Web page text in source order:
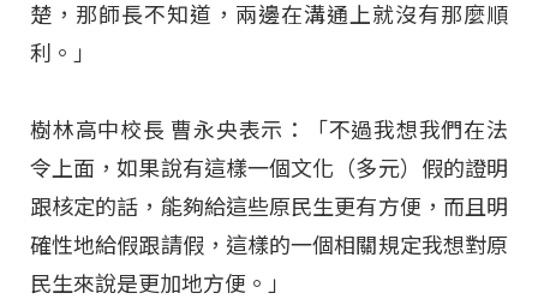
楚，那師長不知道，兩邊在溝通上就沒有那麼順
利。」
樹林高中校長 曹永央表示：「不過我想我們在法
令上面，如果說有這樣一個文化（多元）假的證明
跟核定的話，能夠給這些原民生更有方便，而且明
確性地給假跟請假，這樣的一個相關規定我想對原
民生來說是更加地方便。」